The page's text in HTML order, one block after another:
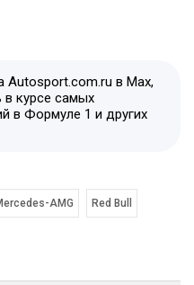
Autosport.com.ru в Max,
курсе самых
в Формуле 1 и других
AMG Red Bull